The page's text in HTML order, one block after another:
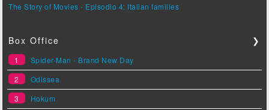
The Story of Movies - Episodio 4: Italian families
Box Office ❯
1
Spider-Man - Brand New Day
2
Odissea
3
Hokum